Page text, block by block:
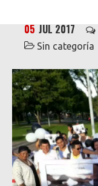
05 JUL 2017
Sin categoría